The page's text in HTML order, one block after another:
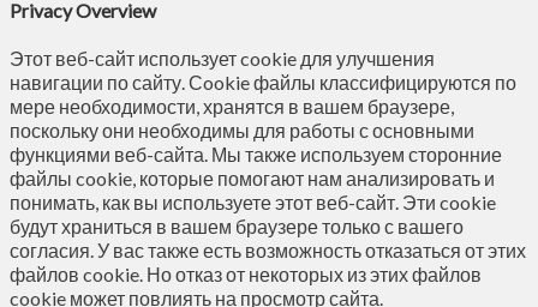
Privacy Overview
Этот веб-сайт использует cookie для улучшения
навигации по сайту. Сookie файлы классифицируются по
мере необходимости, хранятся в вашем браузере,
поскольку они необходимы для работы с основными
функциями веб-сайта. Мы также используем сторонние
файлы cookie, которые помогают нам анализировать и
понимать, как вы используете этот веб-сайт. Эти cookie
будут храниться в вашем браузере только с вашего
согласия. У вас также есть возможность отказаться от этих
файлов cookie. Но отказ от некоторых из этих файлов
cookie может повлиять на просмотр сайта.